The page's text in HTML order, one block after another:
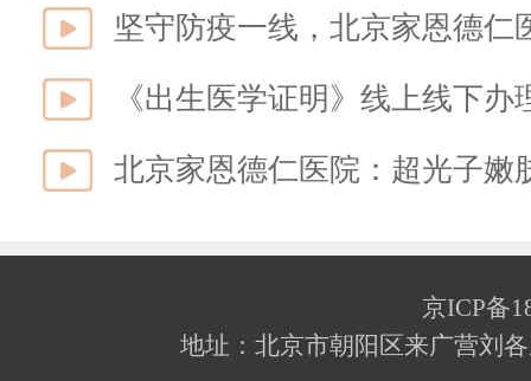
坚守防疫一线，北京家恩德仁
《出生医学证明》线上线下办
京ICP备
地址：北京市朝阳区来广营刘